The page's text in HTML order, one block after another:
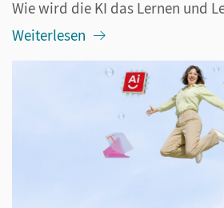
Weiterlesen